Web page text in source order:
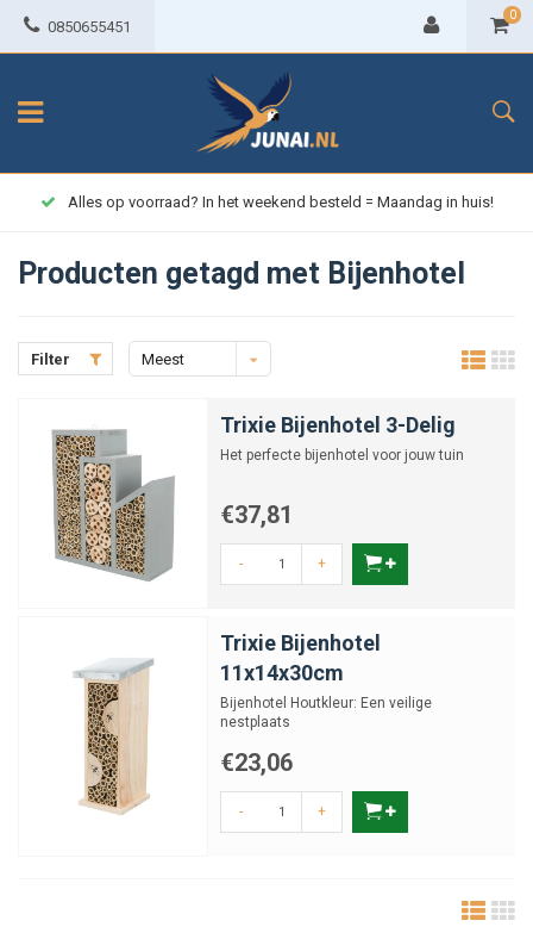
0850655451
0
Alles op voorraad? In het weekend besteld = Maandag in huis!
Producten getagd met Bijenhotel
Filter
Meest
Trixie Bijenhotel 3-Delig
Het perfecte bijenhotel voor jouw tuin
€37,81
- +
Trixie Bijenhotel
11x14x30cm
Bijenhotel Houtkleur: Een veilige
nestplaats
€23,06
- +